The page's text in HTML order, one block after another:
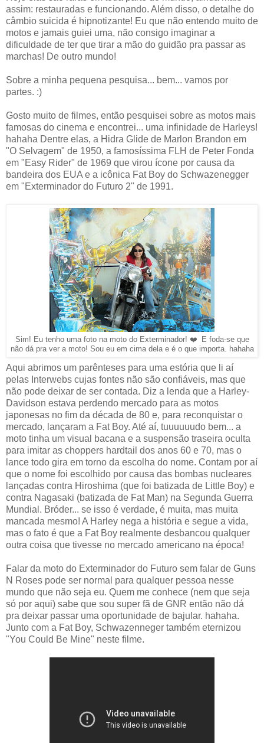
assim: restauradas e funcionando. Além disso, o detalhe do
câmbio suicida é hipnotizante! Eu que não entendo muito de
motos e jamais guiei uma, não consigo imaginar a
dificuldade de ter que tirar a mão do guidão pra passar as
marchas! De outro mundo!
Sobre a minha pequena pesquisa... bem... vamos por
partes. :)
Gosto muito de filmes, então pesquisei sobre as motos mais
famosas do cinema e encontrei... uma infinidade de Harleys!
hahaha Dentre elas, a Hidra Glide de Marlon Brandon em
"O Selvagem" de 1950, a famosíssima FLH de Peter Fonda
em "Easy Rider" de 1969 que virou ícone por causa da
bandeira dos EUA e a icônica Fat Boy do Schwazenegger
em "Exterminador do Futuro 2" de 1991.
Sim! Eu tenho uma foto na moto do Exterminador! ❤️ E foda-se que
não dá pra ver a moto! Sou eu em cima dela e é o que importa. hahaha
Aqui abrimos um parênteses para uma estória que li aí
pelas Interwebs cujas fontes não são confiáveis, mas que
não pode deixar de ser contada. Diz a lenda que a Harley-
Davidson estava perdendo mercado para as motos
japonesas no fim da década de 80 e, para reconquistar o
mercado, lançaram a Fat Boy. Até aí, tuuuuuudo bem... a
moto tinha um visual bacana e a suspensão traseira oculta
para imitar as choppers hardtail dos anos 60 e 70, mas o
lance todo gira em torno da escolha do nome. Contam por aí
que o nome foi escolhido por causa das bombas nucleares
lançadas contra Hiroshima (que foi batizada de Little Boy) e
contra Nagasaki (batizada de Fat Man) na Segunda Guerra
Mundial. Bróder... se isso é verdade, é muita, mas muita
mancada mesmo! A Harley nega a história e segue a vida,
mas o fato é que a Fat Boy realmente desbancou qualquer
outra coisa que tivesse no mercado americano na época!
Falar da moto do Exterminador do Futuro sem falar de Guns
N Roses pode ser normal para qualquer pessoa nesse
mundo que não seja eu. Quem me conhece (nem que seja
só por aqui) sabe que sou super fã de GNR então não dá
pra deixar passar uma oportunidade de bajular. hahaha.
Junto com a Fat Boy, Schwazenneger também eternizou
"You Could Be Mine" neste filme.